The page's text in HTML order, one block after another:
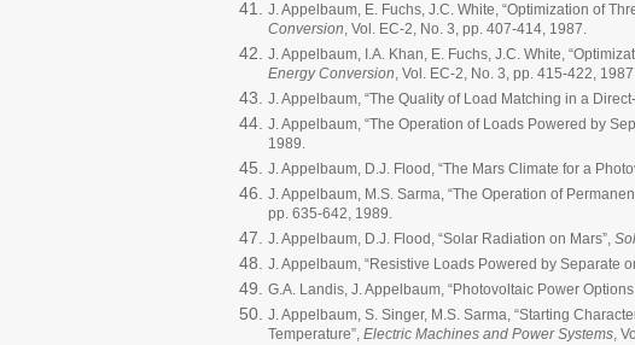
J. Appelbaum, E. Fuchs, J.C. White, “Optimization of
Conversion, Vol. EC-2, No. 3, pp. 407-414, 1987.
J. Appelbaum, I.A. Khan, E. Fuchs, J.C. White,
Energy Conversion, Vol. EC-2, No. 3, pp. 415-422,
J. Appelbaum, “The Quality of Load Matching in a
J. Appelbaum, “The Operation of Loads Powered by
1989.
J. Appelbaum, D.J. Flood, “The Mars Climate for a
J. Appelbaum, M.S. Sarma, “The Operation of
pp. 635-642, 1989.
J. Appelbaum, D.J. Flood, “Solar Radiation on Mars”,
J. Appelbaum, “Resistive Loads Powered by Separate
G.A. Landis, J. Appelbaum, “Photovoltaic Power Options
J. Appelbaum, S. Singer, M.S. Sarma, “Starting
Temperature”, Electric Machines and Power Systems,